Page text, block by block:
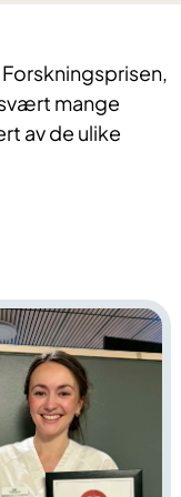
mange
av de ulike